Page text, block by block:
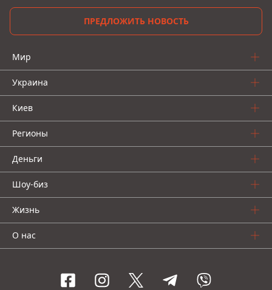
ПРЕДЛОЖИТЬ НОВОСТЬ
Мир
Украина
Киев
Регионы
Деньги
Шоу-биз
Жизнь
О нас